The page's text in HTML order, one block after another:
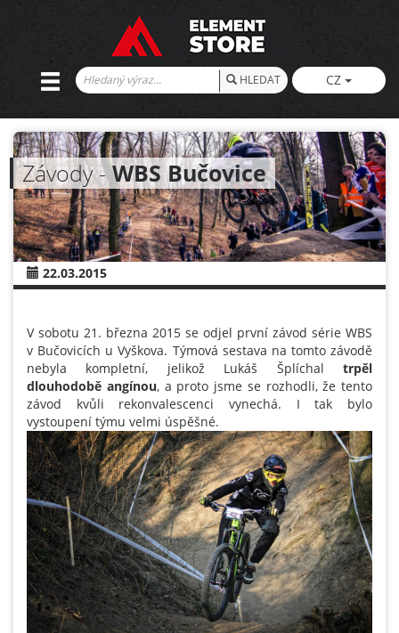
HLEDAT CZ
Závody -WBS Bučovice
22.03.2015
V sobotu 21. března 2015 se odjel první závod série WBS
v Bučovicích u Vyškova. Týmová sestava na tomto závodě
nebyla kompletní, jelikož Lukáš Šplíchal trpěl
dlouhodobě angínou, a proto jsme se rozhodli, že tento
závod kvůli rekonvalescenci vynechá. I tak bylo
vystoupení týmu velmi úspěšné.